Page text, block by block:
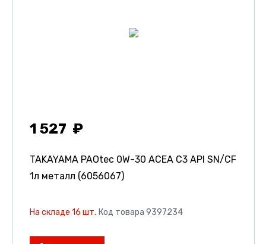
1 527
TAKAYAMA PAOtec 0W-30 ACEA C3 API SN/CF
1л металл (6056067)
На складе 16 шт. Код товара 9397234